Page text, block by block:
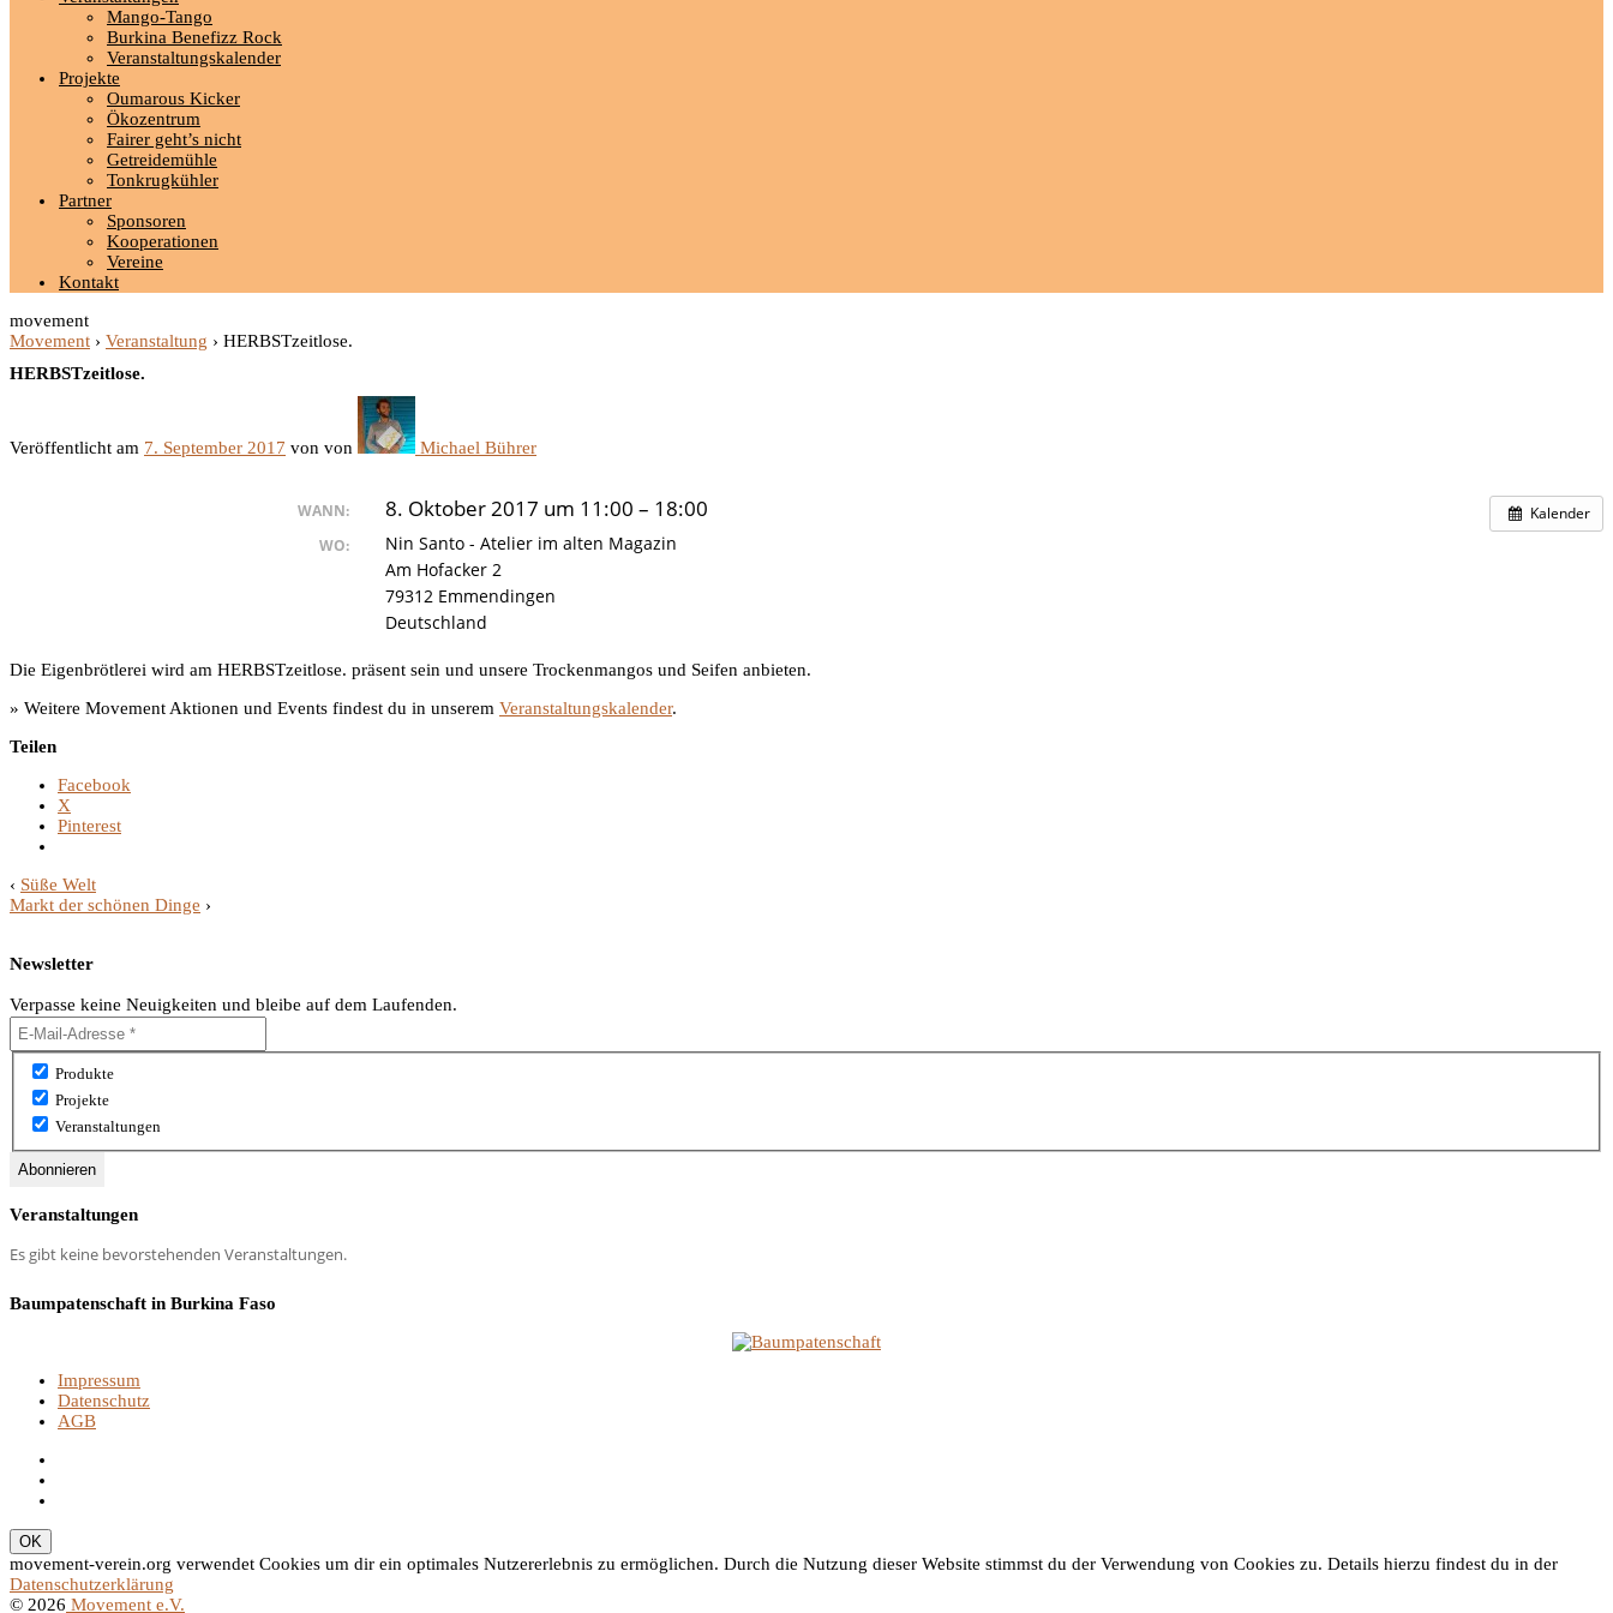
Mango-Tango
Burkina Benefizz Rock
Veranstaltungskalender
Projekte
Oumarous Kicker
Ökozentrum
Fairer geht’s nicht
Getreidemühle
Tonkrugkühler
Partner
Sponsoren
Kooperationen
Vereine
Kontakt
movement
Movement › Veranstaltung › HERBSTzeitlose.
HERBSTzeitlose.
Veröffentlicht am 7. September 2017 von von Michael Bührer
Kalender
WANN: 8. Oktober 2017 um 11:00 – 18:00
WO:
Nin Santo - Atelier im alten Magazin
Am Hofacker 2
79312 Emmendingen
Deutschland
Die Eigenbrötlerei wird am HERBSTzeitlose. präsent sein und unsere Trockenmangos und Seifen anbieten.
» Weitere Movement Aktionen und Events findest du in unserem Veranstaltungskalender.
Teilen
Facebook
X
Pinterest
‹ Süße Welt
Markt der schönen Dinge ›
Newsletter
Verpasse keine Neuigkeiten und bleibe auf dem Laufenden.
Produkte
Projekte
Veranstaltungen
Veranstaltungen
Es gibt keine bevorstehenden Veranstaltungen.
Baumpatenschaft in Burkina Faso
Impressum
Datenschutz
AGB
movement-verein.org verwendet Cookies um dir ein optimales Nutzererlebnis zu ermöglichen. Durch die Nutzung dieser Website stimmst du der Verwendung von Cookies zu. Details hierzu findest du in der
Datenschutzerklärung
© 2026 Movement e.V.